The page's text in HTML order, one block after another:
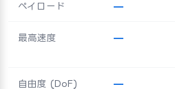
ペイロード —
最高速度 —
自由度 (DoF) —